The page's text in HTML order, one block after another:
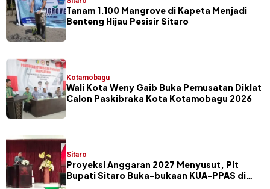
Tanam 1.100 Mangrove di Kapeta Menjadi
Benteng Hijau Pesisir Sitaro
Kotamobagu
Wali Kota Weny Gaib Buka Pemusatan Diklat
Calon Paskibraka Kota Kotamobagu 2026
Sitaro
Proyeksi Anggaran 2027 Menyusut, Plt
Bupati Sitaro Buka-bukaan KUA-PPAS di